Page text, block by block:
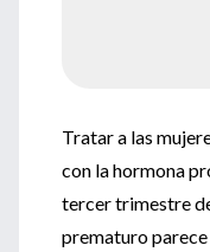
Tratar a las
con la hormona
tercer trimestre
prematuro parece